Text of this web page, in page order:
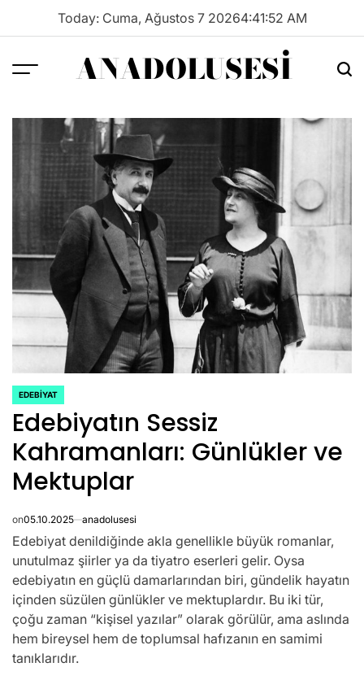
Today: Cuma, Ağustos 7 20264:41:52 AM
Menu ANADOLUSESI
POSTED
IN
EDEBIYAT
Edebiyatın Sessiz
Kahramanları: Günlükler ve
Mektuplar
on05.10.2025 anadolusesi
Edebiyat denildiğinde akla genellikle büyük romanlar,
unutulmaz şiirler ya da tiyatro eserleri gelir. Oysa
edebiyatın en güçlü damarlarından biri, gündelik hayatın
içinden süzülen günlükler ve mektuplardır. Bu iki tür,
çoğu zaman “kişisel yazılar” olarak görülür, ama aslında
hem bireysel hem de toplumsal hafızanın en samimi
tanıklarıdır.